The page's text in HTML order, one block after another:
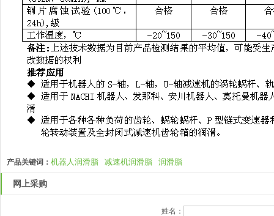
产品关键词： 机器人润滑脂 减速机润滑脂 润滑脂
网上采购
姓名：